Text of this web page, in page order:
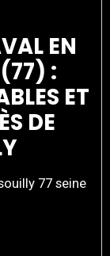
EN
:
ET
DE